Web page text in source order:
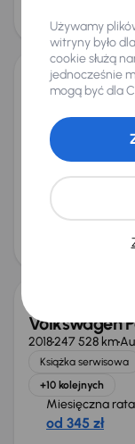
75 000 zł
Świeżo
Volkswagen
227 475 km
Auta krajowe
+4 kolejnych
Miesięczna rata
od 226 zł
Cena
Volkswagen
2018247 528 km
Książka serwisowa
+10 kolejnych
Miesięczna rata
od 345 zł
Używamy
witryny było
cookie służą
jednocześnie
mogą być dla